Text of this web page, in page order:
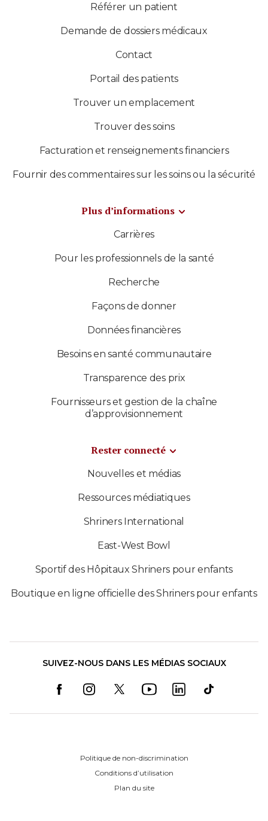
Référer un patient
Demande de dossiers médicaux
Contact
Portail des patients
Trouver un emplacement
Trouver des soins
Facturation et renseignements financiers
Fournir des commentaires sur les soins ou la sécurité
Plus d’informations
Carrières
Pour les professionnels de la santé
Recherche
Façons de donner
Données financières
Besoins en santé communautaire
Transparence des prix
Fournisseurs et gestion de la chaîne
d’approvisionnement
Rester connecté
Nouvelles et médias
Ressources médiatiques
Shriners International
East-West Bowl
Sportif des Hôpitaux Shriners pour enfants
Boutique en ligne officielle des Shriners pour enfants
SUIVEZ-NOUS DANS LES MÉDIAS SOCIAUX
Politique de non-discrimination
Conditions d’utilisation
Plan du site